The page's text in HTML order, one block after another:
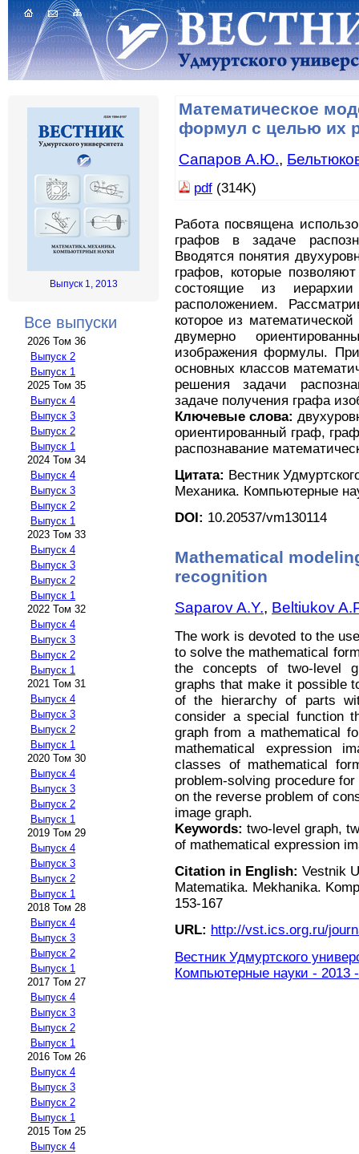
Выпуск 1, 2013
Все выпуски
2026 Том 36
Выпуск 2
Выпуск 1
2025 Том 35
Выпуск 4
Выпуск 3
Выпуск 2
Выпуск 1
2024 Том 34
Выпуск 4
Выпуск 3
Выпуск 2
Выпуск 1
2023 Том 33
Выпуск 4
Выпуск 3
Выпуск 2
Выпуск 1
2022 Том 32
Выпуск 4
Выпуск 3
Выпуск 2
Выпуск 1
2021 Том 31
Выпуск 4
Выпуск 3
Выпуск 2
Выпуск 1
2020 Том 30
Выпуск 4
Выпуск 3
Выпуск 2
Выпуск 1
2019 Том 29
Выпуск 4
Выпуск 3
Выпуск 2
Выпуск 1
2018 Том 28
Выпуск 4
Выпуск 3
Выпуск 2
Выпуск 1
2017 Том 27
Выпуск 4
Выпуск 3
Выпуск 2
Выпуск 1
2016 Том 26
Выпуск 4
Выпуск 3
Выпуск 2
Выпуск 1
2015 Том 25
Выпуск 4
Математическое
формул с целью их
Сапаров А.Ю.,
pdf (314K)
Работа посвящена
графов в задаче
Вводятся понятия
графов, которые
состоящие из
расположением.
которое из
двумерно
изображения формулы.
основных классов
решения задачи
задаче получения графа
Ключевые слова:
ориентированный граф,
распознавание
Цитата: Вестник
Механика. Компьютерные
DOI: 10.20537/vm130114
Mathematical
recognition
Saparov A.Y., Beltiukov
The work is devoted to the
to solve the mathematical
the concepts of two-level
graphs that make it possible
of the hierarchy of parts
consider a special function
graph from a mathematical
mathematical expression
classes of mathematical
problem-solving procedure
on the reverse problem of
image graph.
Keywords: two-level graph,
of mathematical expression
Citation in English: Vestnik
Matematika. Mekhanika.
153-167
URL: http://vst.ics.org.ru/
Вестник Удмуртского
Компьютерные науки - 2013